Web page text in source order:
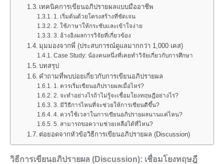
เทคนิคการเขียนอภิปรายผลแบบมืออาชีพ
1. เริ่มต้นด้วยโครงสร้างที่ชัดเจน
2. ใช้ภาษาให้กระชับและเข้าใจง่าย
3. อ้างอิงผลการวิจัยที่เกี่ยวข้อง
มุมมองจากพี่ (ประสบการณ์ดูแลมากกว่า 1,000 เคส)
Case Study: น้องคนหนึ่งที่เคยทำวิจัยเกี่ยวกับการศึกษา
บทสรุป
คำถามที่พบบ่อยเกี่ยวกับการเขียนอภิปรายผล
1. ควรเริ่มเขียนอภิปรายผลเมื่อไหร่?
2. จะทำอย่างไรถ้าไม่รู้จะเชื่อมโยงทฤษฎีอย่างไร?
3. มีวิธีการไหนที่จะช่วยให้การเขียนดีขึ้น?
4. ควรใช้เวลาในการเขียนอภิปรายผลนานแค่ไหน?
5. สามารถขอความช่วยเหลือได้ที่ไหน?
ต่อยอดจากหัวข้อวิธีการเขียนอภิปรายผล (Discussion)
วิธีการเขียนอภิปรายผล (Discussion): เชื่อมโยงทฤษฎี